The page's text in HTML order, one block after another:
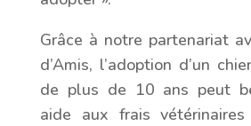
Grâce à notre partenariat
d’Amis, l’adoption d’un
de plus de 10 ans peut
aide aux frais